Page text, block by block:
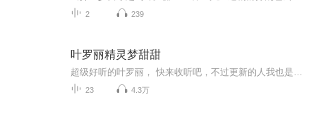
2 239
叶罗丽精灵梦甜甜
23 4.3万